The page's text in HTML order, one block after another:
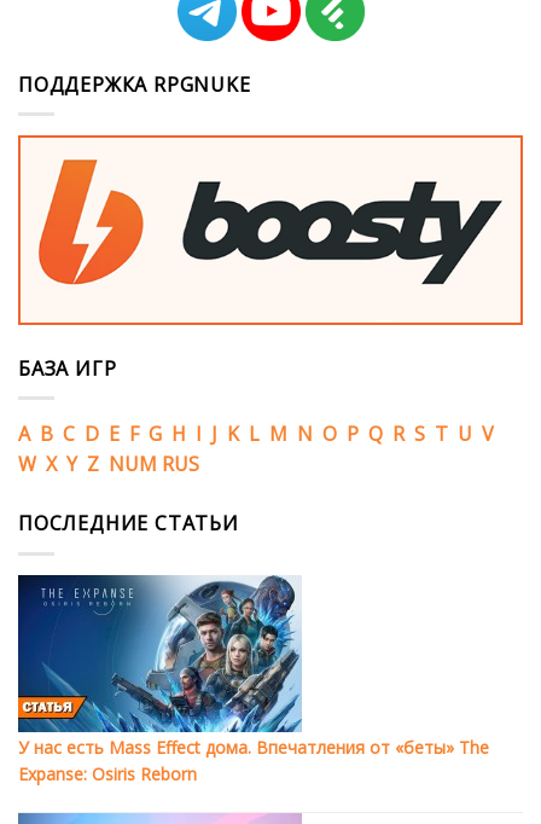
ПОДДЕРЖКА RPGNUKE
БАЗА ИГР
A B C D E F G H I J K L M N O P Q R S T U V
W X Y Z NUM RUS
ПОСЛЕДНИЕ СТАТЬИ
У нас есть Mass Effect дома. Впечатления от «беты» The
Expanse: Osiris Reborn